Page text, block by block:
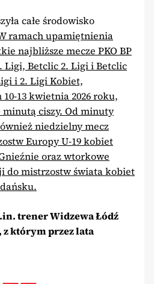
całe środowisko
ramach upamiętnienia
najbliższe mecze PKO BP
Ligi, Betclic 2. Ligi i Betclic
i 2. Ligi Kobiet,
13 kwietnia 2026 roku,
minutą ciszy. Od minuty
niedzielny mecz
Europy U-19 kobiet
oraz wtorkowe
do mistrzostw świata kobiet
trener Widzewa Łódź
którym przez lata